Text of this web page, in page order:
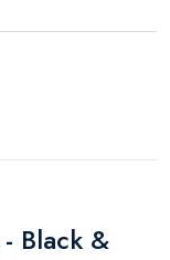
Black &